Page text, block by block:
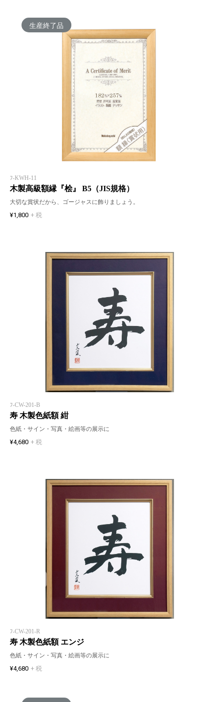
生産終了品
ﾌ-KWH-11
木製高級額縁『桧』 B5（JIS規格）
大切な賞状だから、ゴージャスに飾りましょう。
¥1,800 + 税
ﾌ-CW-201-B
寿 木製色紙額 紺
色紙・サイン・写真・絵画等の展示に
¥4,680 + 税
ﾌ-CW-201-R
寿 木製色紙額 エンジ
色紙・サイン・写真・絵画等の展示に
¥4,680 + 税